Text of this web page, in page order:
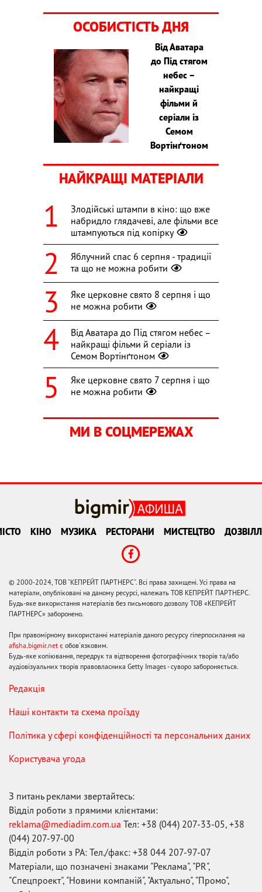
ОСОБИСТІСТЬ ДНЯ
Від Аватара
до Під стягом
небес –
найкращі
фільми й
серіали із
Семом
Вортінґтоном
НАЙКРАЩІ МАТЕРІАЛИ
Злодійські штампи в кіно: що вже
набридло глядачеві, але фільми все
штампуються під копірку
Яблучний спас 6 серпня - традиції
та що не можна робити
Яке церковне свято 8 серпня і що
не можна робити
Від Аватара до Під стягом небес –
найкращі фільми й серіали із
Семом Вортінґтоном
Яке церковне свято 7 серпня і що
не можна робити
МИ В СОЦМЕРЕЖАХ
КІНО МУЗИКА РЕСТОРАНИ МИСТЕЦТВО
© 2000-2024, ТОВ "КЕПРЕЙТ ПАРТНЕРС". Всі права захищені. Усі права на
матеріали, опубліковані на даному ресурсі, належать ТОВ КЕПРЕЙТ ПАРТНЕРС.
Будь-яке використання матеріалів без письмового дозволу ТОВ «КЕПРЕЙТ
ПАРТНЕРС» заборонено.
При правомірному використанні матеріалів даного ресурсу гіперпосилання на
afisha.bigmir.net є обов'язковим.
Будь-яке копіювання, передрук та відтворення фотографічних творів та/або
аудіовізуальних творів правовласника Getty Images - суворо забороняється.
Редакція
Наші контакти та схема проїзду
Політика у сфері конфіденційності та персональних даних
Користувача угода
З питань реклами звертайтесь:
Відділ роботи з прямими клієнтами:
reklama@mediadim.com.ua Тел: +38 (044) 207-33-05, +38
(044) 207-97-00
Відділ роботи з РА: Тел./факс: +38 044 207-97-07
Матеріали, що позначені знаками "Реклама", "PR",
"Спецпроект", "Новини компаній", "Актуально", "Промо",